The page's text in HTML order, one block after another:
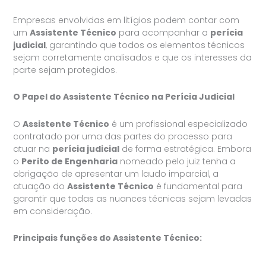
Empresas envolvidas em litígios podem contar com
umAssistente Técnico para acompanhar a perícia
judicial, garantindo que todos os elementos técnicos
sejam corretamente analisados e que os interesses da
parte sejam protegidos.
O Papel do Assistente Técnico na Perícia Judicial
OAssistente Técnico é um profissional especializado
contratado por uma das partes do processo para
atuar na perícia judicial de forma estratégica. Embora
o Perito de Engenharia nomeado pelo juiz tenha a
obrigação de apresentar um laudo imparcial, a
atuação doAssistente Técnico é fundamental para
garantir que todas as nuances técnicas sejam levadas
em consideração.
Principais funções do Assistente Técnico: